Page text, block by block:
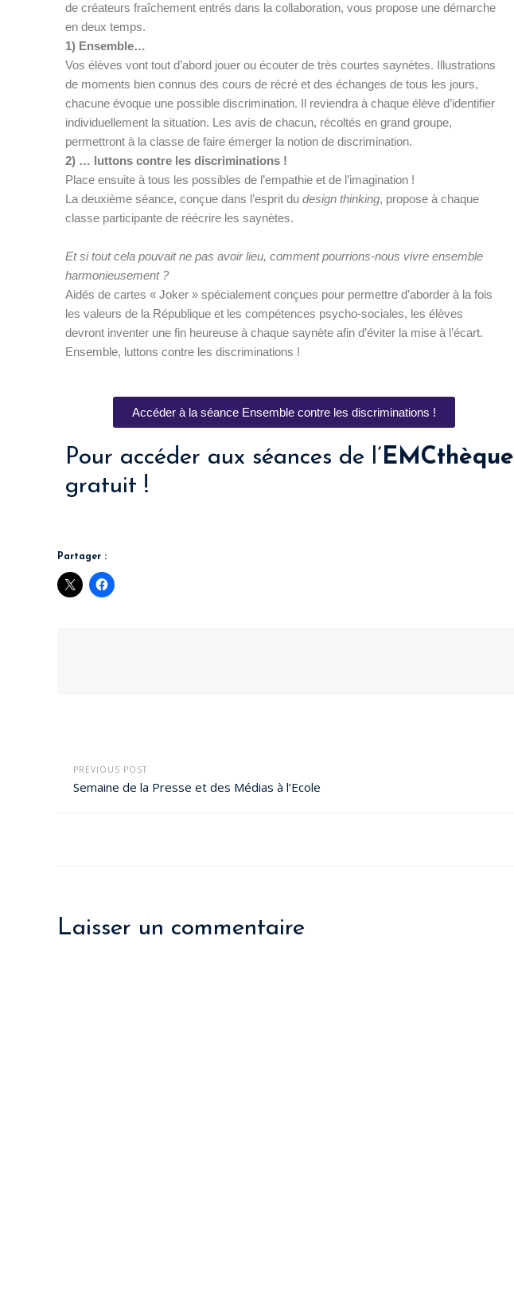
de créateurs fraîchement entrés dans la collaboration, vous propose une démarche
en deux temps.
1) Ensemble…
Vos élèves vont tout d’abord jouer ou écouter de très courtes saynètes. Illustrations
de moments bien connus des cours de récré et des échanges de tous les jours,
chacune évoque une possible discrimination. Il reviendra à chaque élève d’identifier
individuellement la situation. Les avis de chacun, récoltés en grand groupe,
permettront à la classe de faire émerger la notion de discrimination.
2) … luttons contre les discriminations !
Place ensuite à tous les possibles de l’empathie et de l’imagination !
La deuxième séance, conçue dans l’esprit du design thinking, propose à chaque
classe participante de réécrire les saynètes.
Et si tout cela pouvait ne pas avoir lieu, comment pourrions-nous vivre ensemble
harmonieusement ?
Aidés de cartes « Joker » spécialement conçues pour permettre d’aborder à la fois
les valeurs de la République et les compétences psycho-sociales, les élèves
devront inventer une fin heureuse à chaque saynète afin d’éviter la mise à l’écart.
Ensemble, luttons contre les discriminations !
Accéder à la séance Ensemble contre les discriminations !
Pour accéder aux séances de l’EMCthèque
gratuit !
Partager :
PREVIOUS POST
Semaine de la Presse et des Médias à l’Ecole
Laisser un commentaire